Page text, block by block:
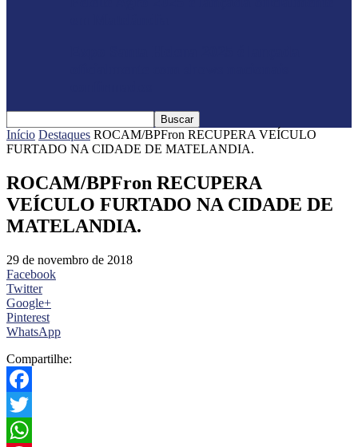
Início Destaques ROCAM/BPFron RECUPERA VEÍCULO
FURTADO NA CIDADE DE MATELANDIA.
ROCAM/BPFron RECUPERA
VEÍCULO FURTADO NA CIDADE DE
MATELANDIA.
29 de novembro de 2018
Facebook
Twitter
Google+
Pinterest
WhatsApp
Compartilhe:
Facebook
Twitter